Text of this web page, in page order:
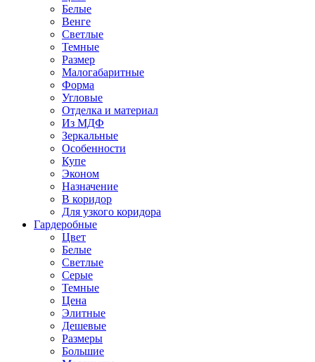
Белые
Венге
Светлые
Темные
Размер
Малогабаритные
Форма
Угловые
Отделка и материал
Из МДФ
Зеркальные
Особенности
Купе
Эконом
Назначение
В коридор
Для узкого коридора
Гардеробные
Цвет
Белые
Светлые
Серые
Темные
Цена
Элитные
Дешевые
Размеры
Большие